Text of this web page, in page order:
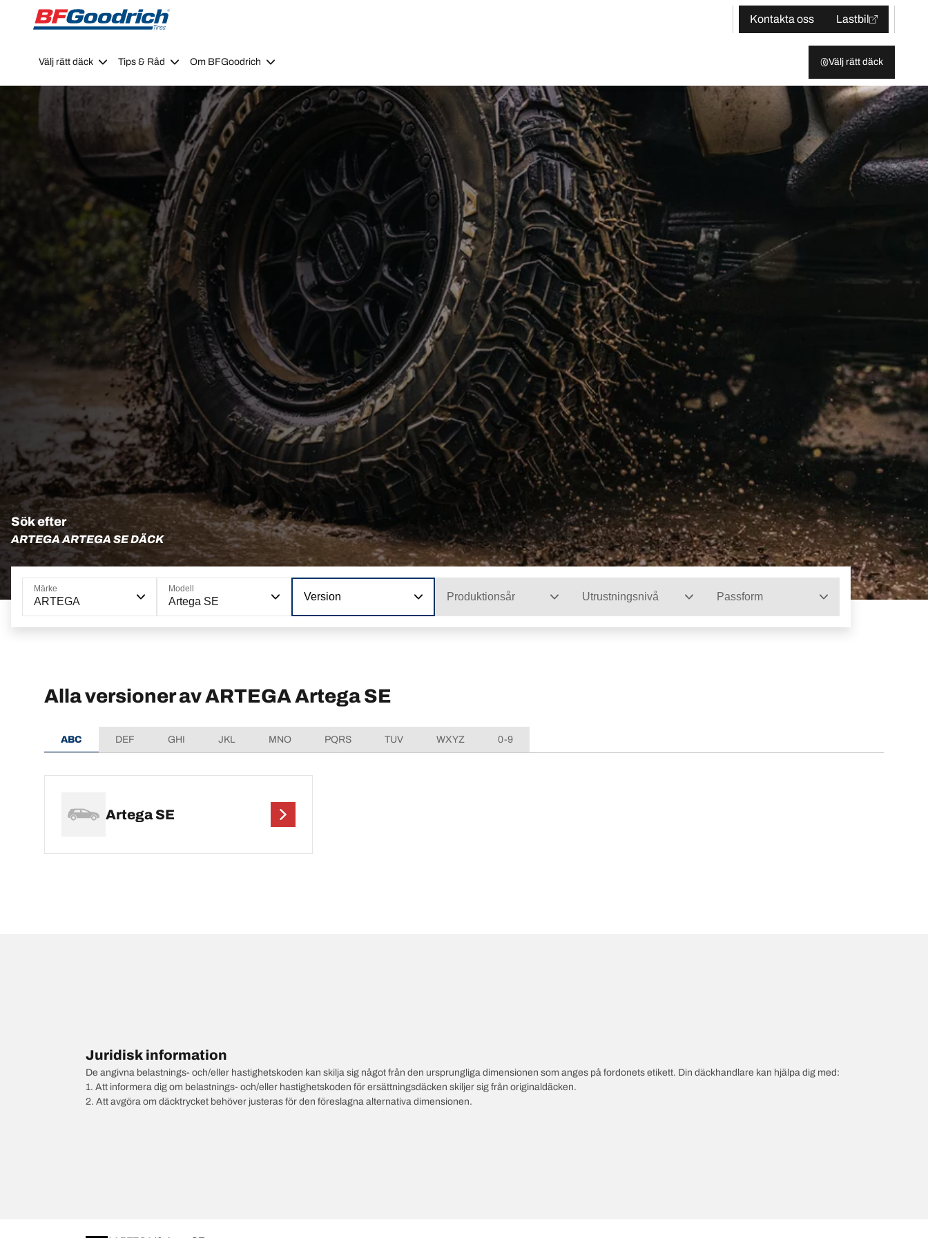
Go to page content
Go to page navigation
Kontakta oss
Lastbil
Välj rätt däck Tips & Råd Om BFGoodrich Välj rätt däck
Sök efter
ARTEGA ARTEGA SE DÄCK
Märke
ARTEGA
Modell
Artega SE Version Produktionsår Utrustningsnivå Passform
Alla versioner av ARTEGA Artega SE
ABC DEF GHI JKL MNO PQRS TUV WXYZ 0-9
Artega SE
Juridisk information
De angivna belastnings- och/eller hastighetskoden kan skilja sig något från den ursprungliga dimensionen som anges på fordonets etikett. Din däckhandlare kan hjälpa dig med:
1. Att informera dig om belastnings- och/eller hastighetskoden för ersättningsdäcken skiljer sig från originaldäcken.
2. Att avgöra om däcktrycket behöver justeras för den föreslagna alternativa dimensionen.